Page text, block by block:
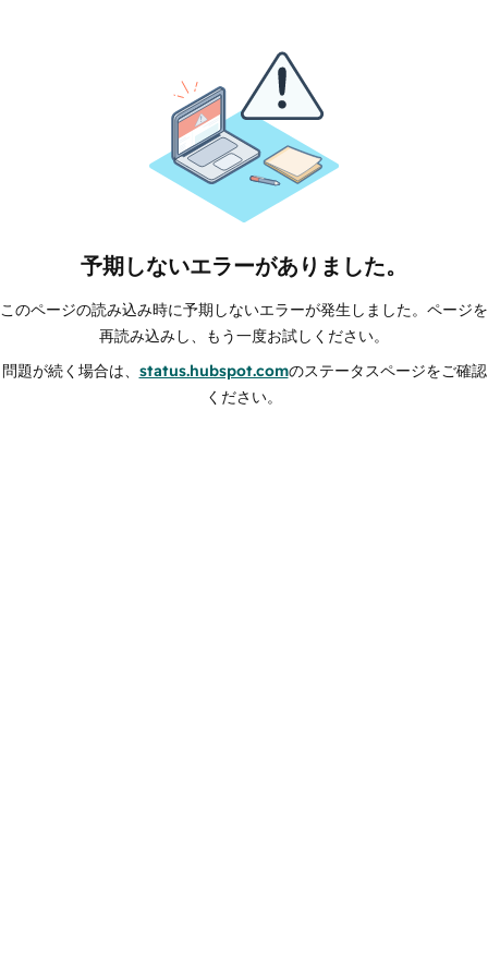
予期しないエラーがありました。
このページの読み込み時に予期しないエラーが発生しました。ページを
再読み込みし、もう一度お試しください。
問題が続く場合は、 status.hubspot.comのステータスページをご確認
ください。